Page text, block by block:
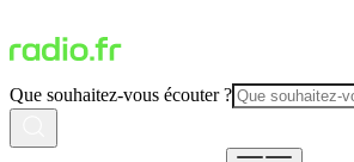
Que souhaitez-vous écouter ?